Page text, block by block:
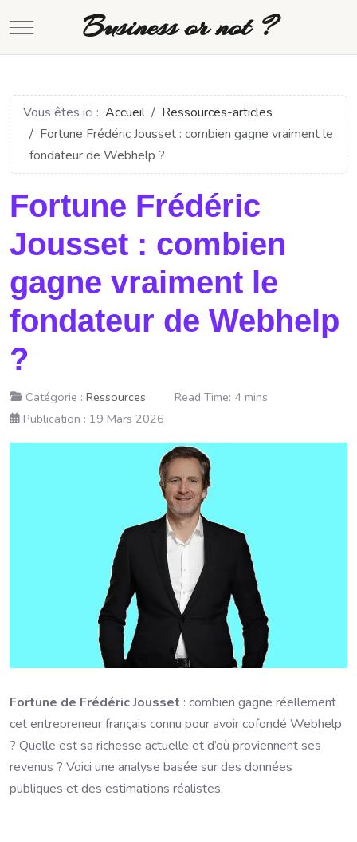
Mobile Menu ToggleBusiness or not ?
Vous êtes ici : Accueil
Ressources-articles
Fortune Frédéric Jousset : combien gagne vraiment le
fondateur de Webhelp ?
Fortune Frédéric
Jousset : combien
gagne vraiment le
fondateur de Webhelp
?
Catégorie : Ressources
Read Time: 4 mins
Publication : 19 Mars 2026
Fortune de Frédéric Jousset : combien gagne réellement
cet entrepreneur français connu pour avoir cofondé Webhelp
? Quelle est sa richesse actuelle et d’où proviennent ses
revenus ? Voici une analyse basée sur des données
publiques et des estimations réalistes.